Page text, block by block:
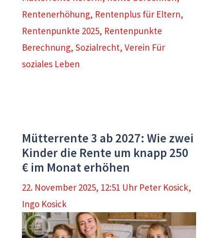
Rentenerhöhung, Rentenplus für Eltern,
Rentenpunkte 2025, Rentenpunkte
Berechnung, Sozialrecht, Verein Für
soziales Leben
Mütterrente 3 ab 2027: Wie zwei
Kinder die Rente um knapp 250
€ im Monat erhöhen
22. November 2025, 12:51 Uhr Peter Kosick,
Ingo Kosick